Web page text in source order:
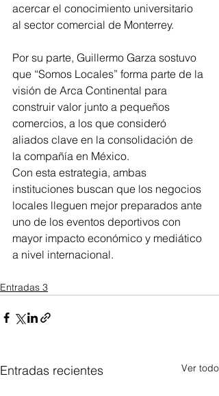
acercar el conocimiento universitario
al sector comercial de Monterrey.
Por su parte, Guillermo Garza sostuvo
que “Somos Locales” forma parte de la
visión de Arca Continental para
construir valor junto a pequeños
comercios, a los que consideró
aliados clave en la consolidación de
la compañía en México.
Con esta estrategia, ambas
instituciones buscan que los negocios
locales lleguen mejor preparados ante
uno de los eventos deportivos con
mayor impacto económico y mediático
a nivel internacional.
Entradas 3
Entradas recientes Ver todo